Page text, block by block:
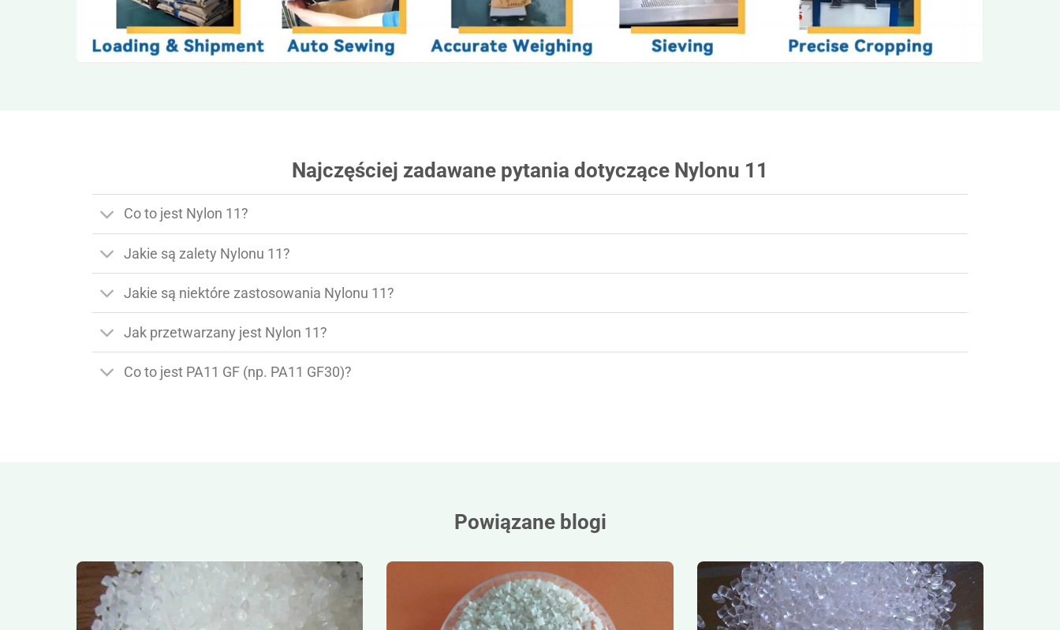
Najczęściej zadawane pytania dotyczące Nylonu 11
Co to jest Nylon 11?
Jakie są zalety Nylonu 11?
Jakie są niektóre zastosowania Nylonu 11?
Jak przetwarzany jest Nylon 11?
Co to jest PA11 GF (np. PA11 GF30)?
Powiązane blogi